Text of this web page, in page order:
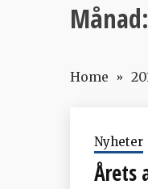
Månad:
Home
Nyheter
Årets